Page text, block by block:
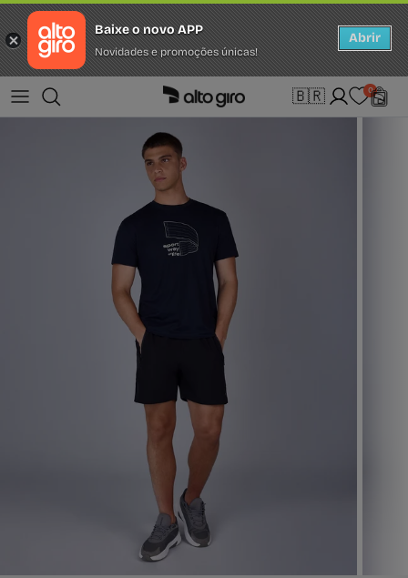
Ir para o conteúdo Idioma
🇧🇷
português (Brasil)
0
Baixe o novo APP
Novidades e promoções únicas!
Abrir